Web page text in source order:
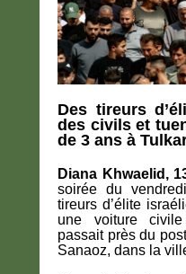
Des tireurs
des civils et
de 3 ans à
Diana Khwaelid,
soirée du
tireurs d’élite
une voiture
passait près du
Sanaoz, dans la